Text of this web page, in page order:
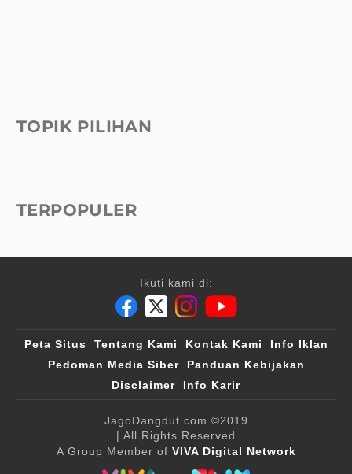
TOPIK PILIHAN
TERPOPULER
Ikuti kami di:
Peta Situs Tentang Kami Kontak Kami
Info Iklan
Pedoman Media Siber
Panduan Kebijakan
Disclaimer
Info Karir
JagoDangdut.com ©2019
| All Rights Reserved
A Group Member of VIVA Digital Network